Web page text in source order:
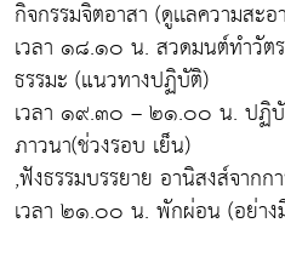
กิจกรรมจิตอาสา (ดูเเลความสะ
เวลา ๑๘.๑๐ น. สวดมนต์ทำวัตร
ธรรมะ (แนวทางปฏิบัติ)
เวลา ๑๙.๓๐ – ๒๑.๐๐ น. ปฏิบั
ภาวนา(ช่วงรอบ เย็น)
,ฟังธรรมบรรยาย อานิสงส์จากก
เวลา ๒๑.๐๐ น. พักผ่อน (อย่าง